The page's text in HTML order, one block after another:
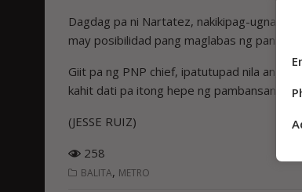
Dagdag pa ni Nartatez, nakikipag-ugnayan
may posibilidad pang maglabas ng
Giit pa ng PNP chief, ipatutupad nila ang
kahit dati pa itong hepe ng pambansang
(JESSE RUIZ)
258
BALITA, METRO